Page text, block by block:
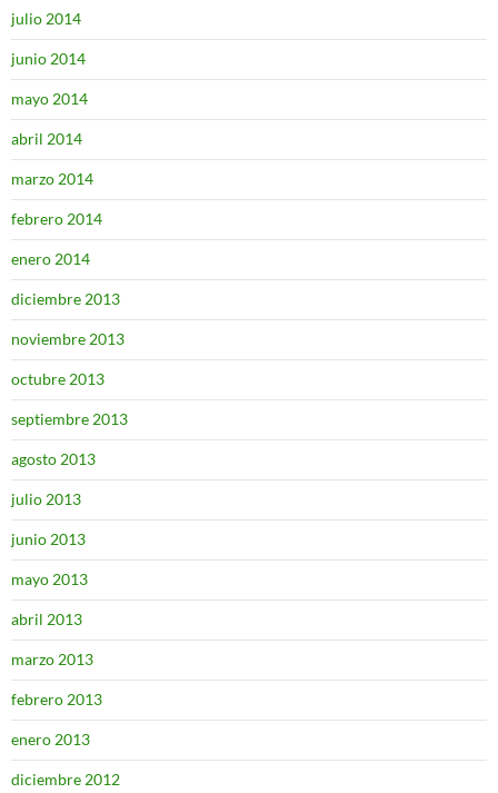
julio 2014
junio 2014
mayo 2014
abril 2014
marzo 2014
febrero 2014
enero 2014
diciembre 2013
noviembre 2013
octubre 2013
septiembre 2013
agosto 2013
julio 2013
junio 2013
mayo 2013
abril 2013
marzo 2013
febrero 2013
enero 2013
diciembre 2012